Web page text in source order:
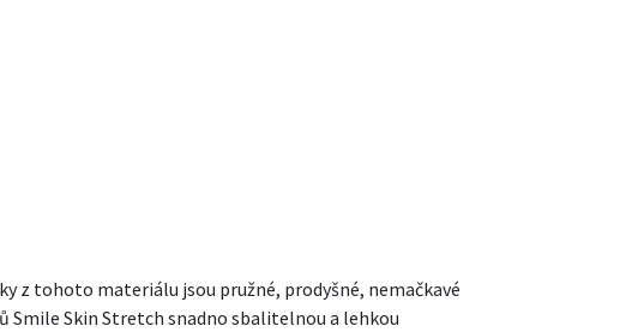
z tohoto materiálu jsou pružné, prodyšné, nemačkavé
Smile Skin Stretch snadno sbalitelnou a lehkou